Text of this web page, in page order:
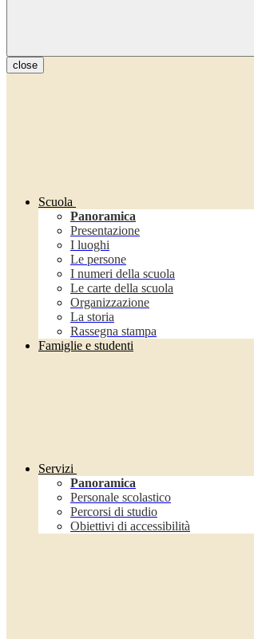
close
Scuola
Panoramica
Presentazione
I luoghi
Le persone
I numeri della scuola
Le carte della scuola
Organizzazione
La storia
Rassegna stampa
Famiglie e studenti
Servizi
Panoramica
Personale scolastico
Percorsi di studio
Obiettivi di accessibilità